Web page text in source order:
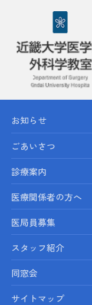
お知らせ
ごあいさつ
診療案内
医療関係者の方へ
医局員募集
スタッフ紹介
同窓会
サイトマップ